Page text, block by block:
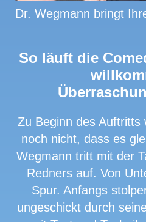
Dr. Wegmann bringt
So läuft die
Zu Beginn des Auftritts
noch nicht, dass es
Wegmann tritt mit der
Redners auf. Von
Spur. Anfangs
ungeschickt durch